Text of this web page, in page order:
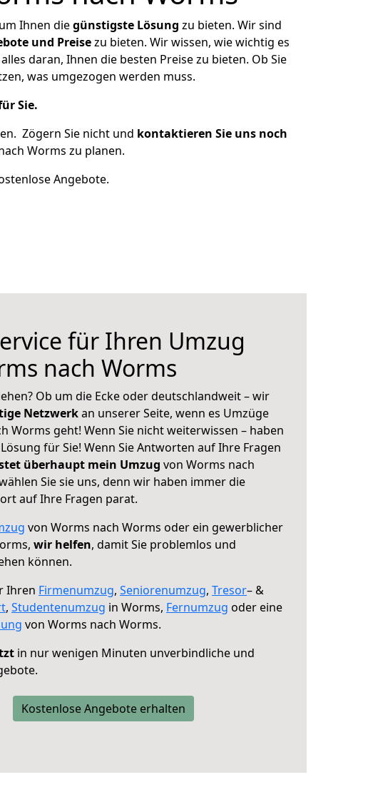
Ihnen diegünstigste Lösung zu bieten. Wir sind
und Preisezu bieten. Wir wissen, wie wichtig es
daran, Ihnen die besten Preise zu bieten. Ob Sie
was umgezogen werden muss.
Sie.
Zögern Sie nicht und kontaktieren Sie uns noch
Worms zu planen.
Angebote.
für Ihren Umzug
nach Worms
Ob um die Ecke oder deutschlandweit – wir
Netzwerkan unserer Seite, wenn es Umzüge
Worms geht! Wenn Sie nicht weiterwissen – haben
für Sie! Wenn Sie Antworten auf Ihre Fragen
überhaupt mein Umzug von Worms nach
Sie sie uns, denn wir haben immer die
auf Ihre Fragen parat.
von Worms nach Worms oder ein gewerblicher
wir helfen, damit Sie problemlos und
können.
Ihren Firmenumzug, Seniorenumzug, Tresor– &
, Studentenumzug in Worms, Fernumzug oder eine
von Worms nach Worms.
in nur wenigen Minuten unverbindliche und
Kostenlose Angebote erhalten